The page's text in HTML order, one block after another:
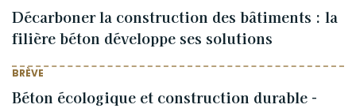
Décarboner la construction des bâtiments : la
filière béton développe ses solutions
BRÈVE
Béton écologique et construction durable -